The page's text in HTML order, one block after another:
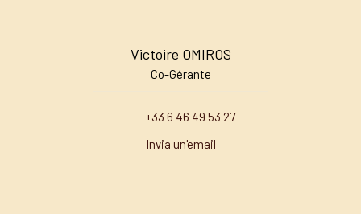
Victoire OMIROS
Co-Gérante
+33 6 46 49 53 27
Invia un'email